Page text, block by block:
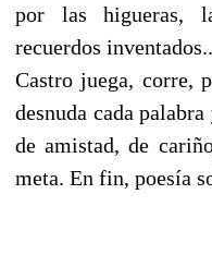
por las higueras,
recuerdos
Castro juega, corre,
desnuda cada
de amistad, de
meta. En fin, poesía